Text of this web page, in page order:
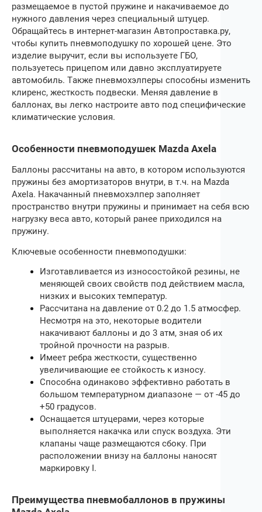
размещаемое в пустой пружине и накачиваемое до
нужного давления через специальный штуцер.
Обращайтесь в интернет-магазин Автопроставка.ру,
чтобы купить пневмоподушку по хорошей цене. Это
изделие выручит, если вы используете ГБО,
пользуетесь прицепом или давно эксплуатируете
автомобиль. Также пневмохэлперы способны изменить
клиренс, жесткость подвески. Меняя давление в
баллонах, вы легко настроите авто под специфические
климатические условия.
Особенности пневмоподушек Mazda Axela
Баллоны рассчитаны на авто, в котором используются
пружины без амортизаторов внутри, в т.ч. на Mazda
Axela. Накачанный пневмохэлпер заполняет
пространство внутри пружины и принимает на себя всю
нагрузку веса авто, который ранее приходился на
пружину.
Ключевые особенности пневмоподушки:
Изготавливается из износостойкой резины, не
меняющей своих свойств под действием масла,
низких и высоких температур.
Рассчитана на давление от 0.2 до 1.5 атмосфер.
Несмотря на это, некоторые водители
накачивают баллоны и до 3 атм, зная об их
тройной прочности на разрыв.
Имеет ребра жесткости, существенно
увеличивающие ее стойкость к износу.
Способна одинаково эффективно работать в
большом температурном диапазоне — от -45 до
+50 градусов.
Оснащается штуцерами, через которые
выполняется накачка или спуск воздуха. Эти
клапаны чаще размещаются сбоку. При
расположении внизу на баллоны наносят
маркировку I.
Преимущества пневмобаллонов в пружины